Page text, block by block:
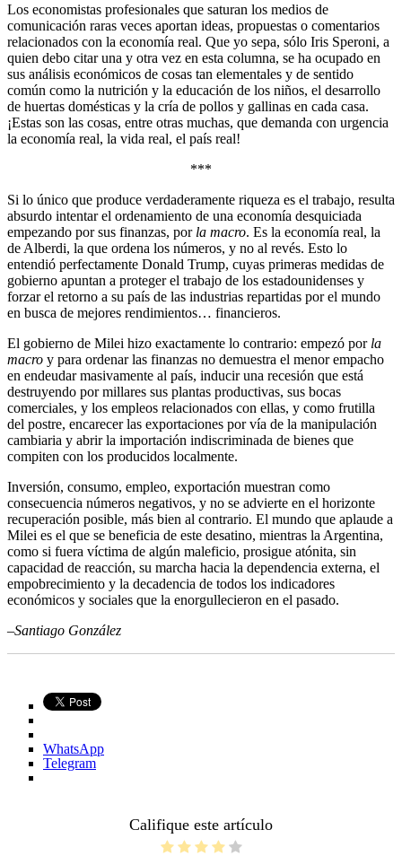
Los economistas profesionales que saturan los medios de
comunicación raras veces aportan ideas, propuestas o comentarios
relacionados con la economía real. Que yo sepa, sólo Iris Speroni, a
quien debo citar una y otra vez en esta columna, se ha ocupado en
sus análisis económicos de cosas tan elementales y de sentido
común como la nutrición y la educación de los niños, el desarrollo
de huertas domésticas y la cría de pollos y gallinas en cada casa.
¡Estas son las cosas, entre otras muchas, que demanda con urgencia
la economía real, la vida real, el país real!
***
Si lo único que produce verdaderamente riqueza es el trabajo, resulta
absurdo intentar el ordenamiento de una economía desquiciada
empezando por sus finanzas, por la macro. Es la economía real, la
de Alberdi, la que ordena los números, y no al revés. Esto lo
entendió perfectamente Donald Trump, cuyas primeras medidas de
gobierno apuntan a proteger el trabajo de los estadounidenses y
forzar el retorno a su país de las industrias repartidas por el mundo
en busca de mejores rendimientos… financieros.
El gobierno de Milei hizo exactamente lo contrario: empezó porla
macro y para ordenar las finanzas no demuestra el menor empacho
en endeudar masivamente al país, inducir una recesión que está
destruyendo por millares sus plantas productivas, sus bocas
comerciales, y los empleos relacionados con ellas, y como frutilla
del postre, encarecer las exportaciones por vía de la manipulación
cambiaria y abrir la importación indiscriminada de bienes que
compiten con los producidos localmente.
Inversión, consumo, empleo, exportación muestran como
consecuencia números negativos, y no se advierte en el horizonte
recuperación posible, más bien al contrario. El mundo que aplaude a
Milei es el que se beneficia de este desatino, mientras la Argentina,
como si fuera víctima de algún maleficio, prosigue atónita, sin
capacidad de reacción, su marcha hacia la dependencia externa, el
empobrecimiento y la decadencia de todos los indicadores
económicos y sociales que la enorgullecieron en el pasado.
–Santiago González
WhatsApp
Telegram
Califique este artículo